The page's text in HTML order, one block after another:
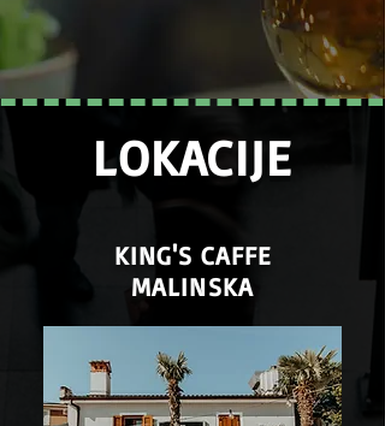
LOKACIJE
KING'S CAFFE
MALINSKA